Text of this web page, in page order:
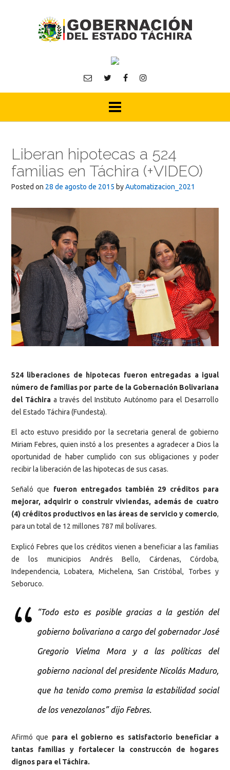
Liberan hipotecas a 524
familias en Táchira (+VIDEO)
Posted on 28 de agosto de 2015 byAutomatizacion_2021
524 liberaciones de hipotecas fueron entregadas a igual
número de familias por parte de la Gobernación Bolivariana
del Táchiraa través del Instituto Autónomo para el Desarrollo
del Estado Táchira (Fundesta).
El acto estuvo presidido por la secretaria general de gobierno
Miriam Febres, quien instó a los presentes a agradecer a Dios la
oportunidad de haber cumplido con sus obligaciones y poder
recibir la liberación de las hipotecas de sus casas.
Señaló que fueron entregados también 29 créditos para
mejorar, adquirir o construir viviendas, además de cuatro
(4) créditos productivos en las áreas de servicio y comercio,
para un total de 12 millones 787 mil bolívares.
Explicó Febres que los créditos vienen a beneficiar a las familias
de los municipios Andrés Bello, Cárdenas, Córdoba,
Independencia, Lobatera, Michelena, San Cristóbal, Torbes y
Seboruco.
“Todo esto es posible gracias a la gestión del
gobierno bolivariano a cargo del gobernador José
Gregorio Vielma Mora y a las políticas del
gobierno nacional del presidente Nicolás Maduro,
que ha tenido como premisa la estabilidad social
de los venezolanos” dijo Febres.
Afirmó que para el gobierno es satisfactorio beneficiar a
tantas familias y fortalecer la construccón de hogares
dignos para el Táchira.